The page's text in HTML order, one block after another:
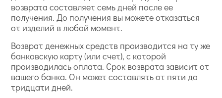
возврата составляет семь дней после ее
получения. До получения вы можете отказаться
от изделий в любой момент.
Возврат денежных средств производится на ту же
банковскую карту (или счет), с которой
производилась оплата. Срок возврата зависит от
вашего банка. Он может составлять от пяти до
тридцати дней.